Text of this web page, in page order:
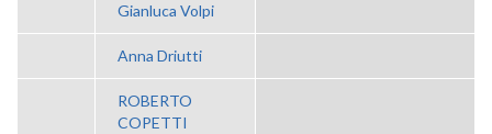
Gianluca Volpi
Anna Driutti
ROBERTO
COPETTI